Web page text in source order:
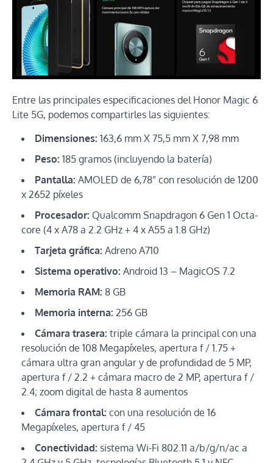
Entre las principales especificaciones del Honor Magic 6
Lite 5G, podemos compartirles las siguientes:
Dimensiones: 163,6 mm X 75,5 mm X 7,98 mm
Peso: 185 gramos (incluyendo la batería)
Pantalla: AMOLED de 6,78” con resolución de 1200
x 2652 píxeles
Procesador: Qualcomm Snapdragon 6 Gen 1 Octa-
core (4 x A78 a 2.2 GHz + 4 x A55 a 1.8 GHz)
Tarjeta gráfica: Adreno A710
Sistema operativo: Android 13 – MagicOS 7.2
Memoria RAM: 8 GB
Memoria interna: 256 GB
Cámara trasera: triple cámara la principal con una
resolución de 108 Megapíxeles, apertura f / 1.75 +
cámara ultra gran angular y de profundidad de 5 MP,
apertura f / 2.2 + cámara macro de 2 MP, apertura f /
2.4; zoom digital de hasta 8 aumentos
Cámara frontal: con una resolución de 16
Megapíxeles, apertura f / 45
Conectividad: sistema Wi-Fi 802.11 a/b/g/n/ac a